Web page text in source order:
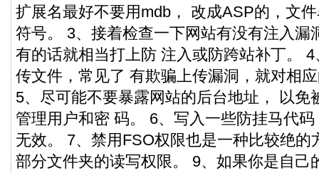
扩展名最好不要用mdb， 改成ASP的，文
符号。 3、接着检查一下网站有没有注入漏
有的话就相当打上防 注入或防跨站补丁。
传文件，常见了 有欺骗上传漏洞，就对相
5、尽可能不要暴露网站的后台地址， 以免
管理用户和密 码。 6、写入一些防挂马代
无效。 7、禁用FSO权限也是一种比较绝的
部分文件夹的读写权限。 9、如果你是自己